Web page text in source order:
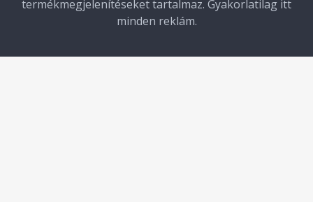
termékmegjelenítéseket tartalmaz. Gyakorlatilag itt
minden reklám.